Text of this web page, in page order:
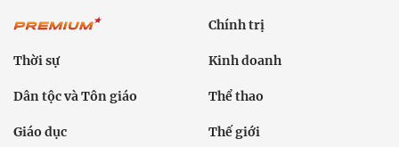
Chính trị
Thời sự Kinh doanh
Dân tộc và Tôn giáo Thể thao
Giáo dục Thế giới